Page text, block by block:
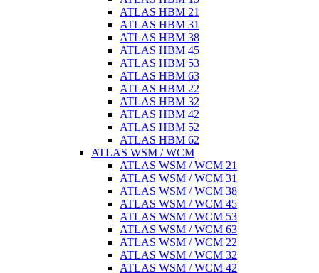
ATLAS HBM 21
ATLAS HBM 31
ATLAS HBM 38
ATLAS HBM 45
ATLAS HBM 53
ATLAS HBM 63
ATLAS HBM 22
ATLAS HBM 32
ATLAS HBM 42
ATLAS HBM 52
ATLAS HBM 62
ATLAS WSM / WCM
ATLAS WSM / WCM 21
ATLAS WSM / WCM 31
ATLAS WSM / WCM 38
ATLAS WSM / WCM 45
ATLAS WSM / WCM 53
ATLAS WSM / WCM 63
ATLAS WSM / WCM 22
ATLAS WSM / WCM 32
ATLAS WSM / WCM 42